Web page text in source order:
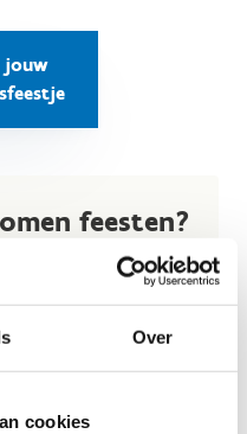
Over
cookies
jouw
feesten?
pannenkoek of ijsje
.